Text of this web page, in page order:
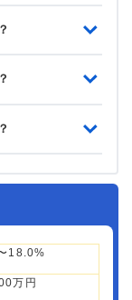
18.0%
万円